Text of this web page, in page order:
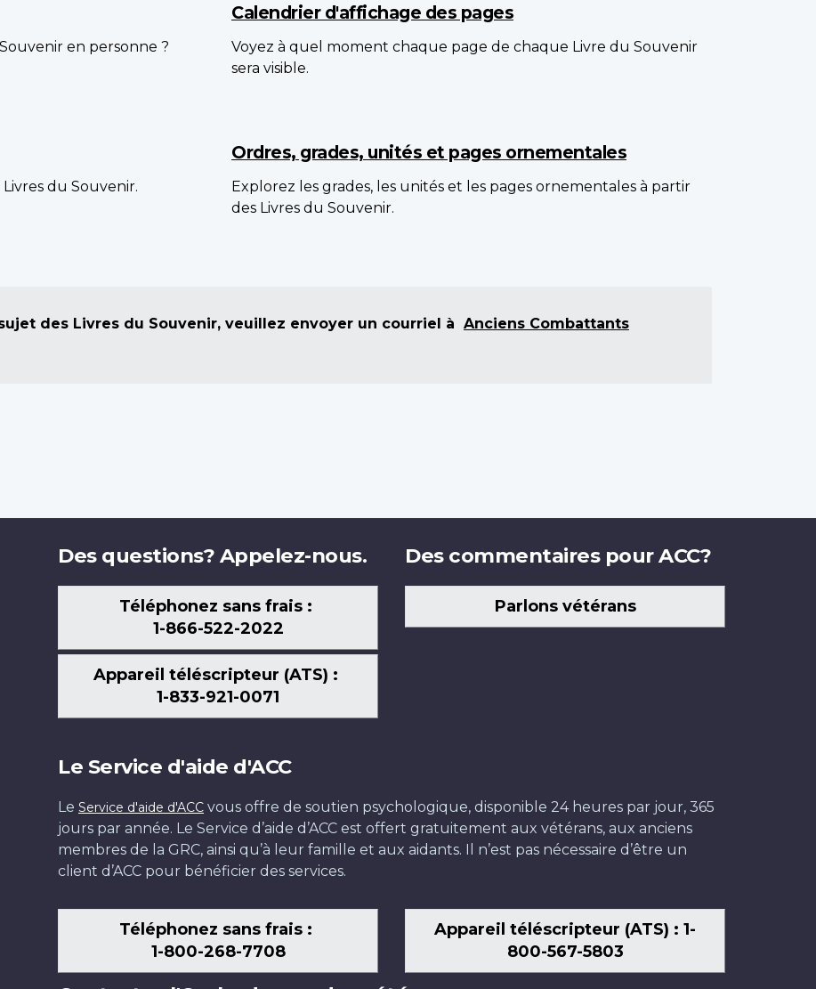
en personne ?
Calendrier d'affichage des pages
Voyez à quel moment chaque page de chaque Livre du Souvenir
sera visible.
du Souvenir.
Ordres, grades, unités et pages ornementales
Explorez les grades, les unités et les pages ornementales à partir
des Livres du Souvenir.
des Livres du Souvenir, veuillez envoyer un courriel à Anciens Combattants
Des questions? Appelez-nous.
Téléphonez sans frais :
1-866-522-2022
Appareil téléscripteur (ATS) :
1-833-921-0071
Des commentaires pour ACC?
Parlons vétérans
Le Service d'aide d'ACC
Le Service d'aide d'ACC vous offre de soutien psychologique, disponible 24 heures par jour, 365
jours par année. Le Service d’aide d’ACC est offert gratuitement aux vétérans, aux anciens
membres de la GRC, ainsi qu’à leur famille et aux aidants. Il n’est pas nécessaire d’être un
client d’ACC pour bénéficier des services.
Téléphonez sans frais :
1-800-268-7708
Appareil téléscripteur (ATS) : 1-
800-567-5803